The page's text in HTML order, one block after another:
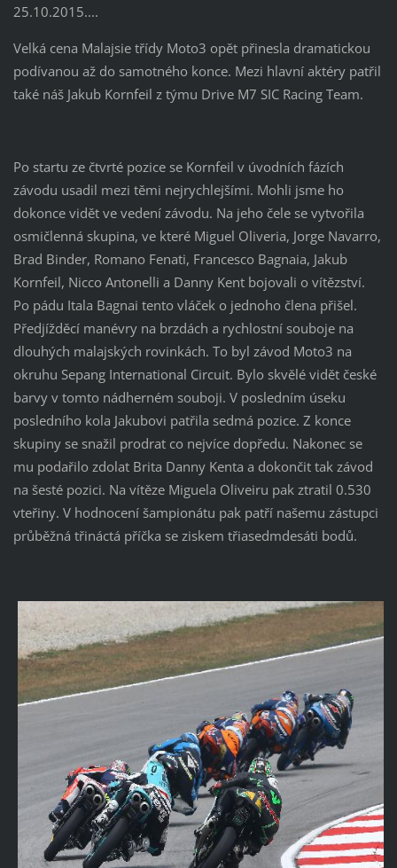
25.10.2015....
Velká cena Malajsie třídy Moto3 opět přinesla dramatickou
podívanou až do samotného konce. Mezi hlavní aktéry patřil
také náš Jakub Kornfeil z týmu Drive M7 SIC Racing Team.
Po startu ze čtvrté pozice se Kornfeil v úvodních fázích
závodu usadil mezi těmi nejrychlejšími. Mohli jsme ho
dokonce vidět ve vedení závodu. Na jeho čele se vytvořila
osmičlenná skupina, ve které Miguel Oliveria, Jorge Navarro,
Brad Binder, Romano Fenati, Francesco Bagnaia, Jakub
Kornfeil, Nicco Antonelli a Danny Kent bojovali o vítězství.
Po pádu Itala Bagnai tento vláček o jednoho člena přišel.
Předjížděcí manévry na brzdách a rychlostní souboje na
dlouhých malajských rovinkách. To byl závod Moto3 na
okruhu Sepang International Circuit. Bylo skvělé vidět české
barvy v tomto nádherném souboji. V posledním úseku
posledního kola Jakubovi patřila sedmá pozice. Z konce
skupiny se snažil prodrat co nejvíce dopředu. Nakonec se
mu podařilo zdolat Brita Danny Kenta a dokončit tak závod
na šesté pozici. Na vítěze Miguela Oliveiru pak ztratil 0.530
vteřiny. V hodnocení šampionátu pak patří našemu zástupci
průběžná třináctá příčka se ziskem třiasedmdesáti bodů.